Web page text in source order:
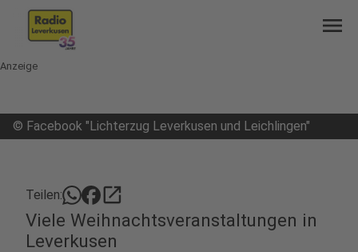
menu
Anzeige
© Facebook "Lichterzug Leverkusen und Leichlingen"
Teilen: open_in_new
Viele Weihnachtsveranstaltungen in
Leverkusen